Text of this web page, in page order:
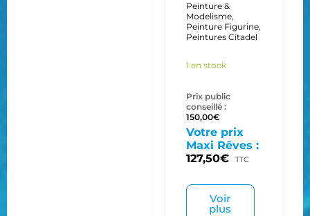
Peinture &
Modelisme,
Peinture Figurine,
Peintures Citadel
1 en stock
Prix public
conseillé :
150,00€
Votre prix
Maxi Rêves :
127,50€ TTC
Voir
plus